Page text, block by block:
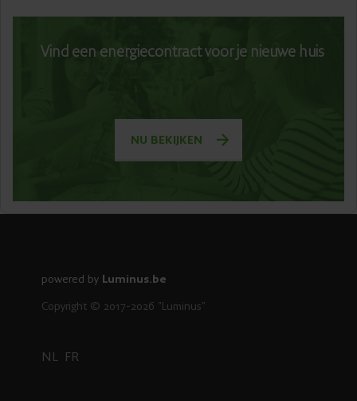
Vind een energiecontract voor je nieuwe huis
NU BEKIJKEN
powered by Luminus.be
Copyright © 2017-2026 "Luminus"
NL FR